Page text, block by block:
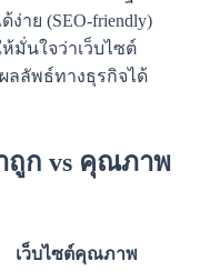
ง่าย (SEO-friendly)
มั่นใจว่าเว็บไซต์
ลลัพธ์ทางธุรกิจได้
ถูก vs คุณภาพ
เว็บไซต์คุณภาพ